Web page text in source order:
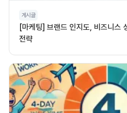
게시글
[마케팅] 브랜드 인지도, 비즈니스
전략